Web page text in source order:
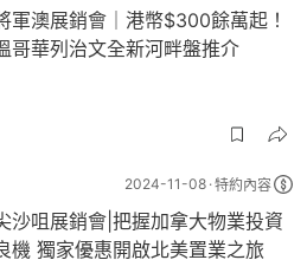
軍澳展銷會｜港幣$300餘萬起！
哥華列治文全新河畔盤推介
2024-11-08 特約內容
沙咀展銷會|把握加拿大物業投資
機 獨家優惠開啟北美置業之旅